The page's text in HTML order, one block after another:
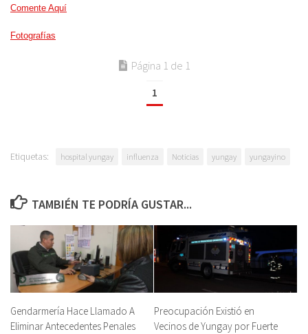
Comente Aquí
Fotografías
Página 1 de 1
1
Etiquetas: hospital yungay influenza Noticias yungay yungayino
TAMBIÉN TE PODRÍA GUSTAR...
Gendarmería Hace Llamado A
Eliminar Antecedentes Penales
Preocupación Existió en
Vecinos de Yungay por Fuerte